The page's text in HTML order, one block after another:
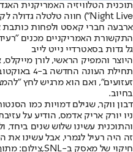
תוכנית הטלוויזיה האמריקנית
ארבעה חברי קאסט ולפחות
התקשורת האמריקניים מכנים
גל גדות בסאטרדיי נייט לייב
היוצר והמפיק הראשי, לורן
תחילת
זעזועים", ואם הוא מרגיש לחץ
בחיוב.
דבון ווקר, שגילם דמויות כמו
ניו יורק אריק אדמס, הודיע על
והתוכנית עשינו שלוש שנים ביחד,
זה היה רעיל לגמרי, אבל עשינו את
חיקוי של מאסק ב-SNL,צילום: מתוך התוכנית